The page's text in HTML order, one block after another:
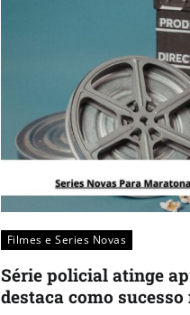
Filmes e Series Novas​
Série policial atinge
destaca como sucesso